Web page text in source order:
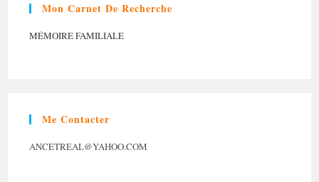
Mon Carnet De Recherche
MÉMOIRE FAMILIALE
Me Contacter
ANCETREAL@YAHOO.COM